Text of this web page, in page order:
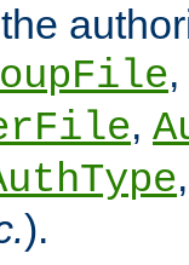
,
,
).